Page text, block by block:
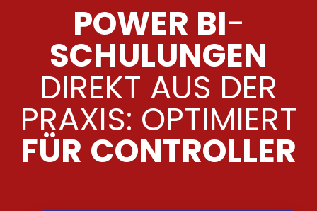
POWER BI-
SCHULUNGEN
DIREKT AUS DER
PRAXIS: OPTIMIERT
FÜR CONTROLLER